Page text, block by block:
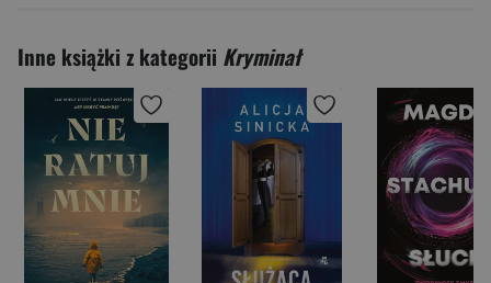
Inne książki z kategorii Kryminał